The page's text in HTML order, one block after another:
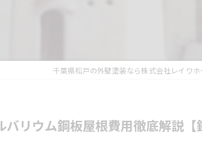
千葉県松戸の外壁塗装なら株式会社レイワホ
バリウム鋼板屋根費用徹底解